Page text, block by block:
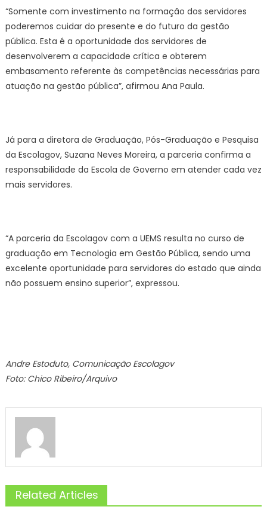
“Somente com investimento na formação dos servidores
poderemos cuidar do presente e do futuro da gestão
pública. Esta é a oportunidade dos servidores de
desenvolverem a capacidade crítica e obterem
embasamento referente às competências necessárias para
atuação na gestão pública”, afirmou Ana Paula.
Já para a diretora de Graduação, Pós-Graduação e Pesquisa
da Escolagov, Suzana Neves Moreira, a parceria confirma a
responsabilidade da Escola de Governo em atender cada vez
mais servidores.
“A parceria da Escolagov com a UEMS resulta no curso de
graduação em Tecnologia em Gestão Pública, sendo uma
excelente oportunidade para servidores do estado que ainda
não possuem ensino superior”, expressou.
Andre Estoduto, Comunicação Escolagov
Foto: Chico Ribeiro/Arquivo
Related Articles